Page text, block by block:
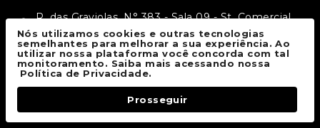
R. das Graviolas, N° 383 - Sala 09 - St. Comercial,
Sinop - MT, 78550-136
Canto a Canto Imóveis© 2026.
Todos os direitos reservados.
Nós utilizamos cookies e outras tecnologias
semelhantes para melhorar a sua experiência. Ao
utilizar nossa plataforma você concorda com tal
monitoramento. Saiba mais acessando nossa
Política de Privacidade.
Prosseguir